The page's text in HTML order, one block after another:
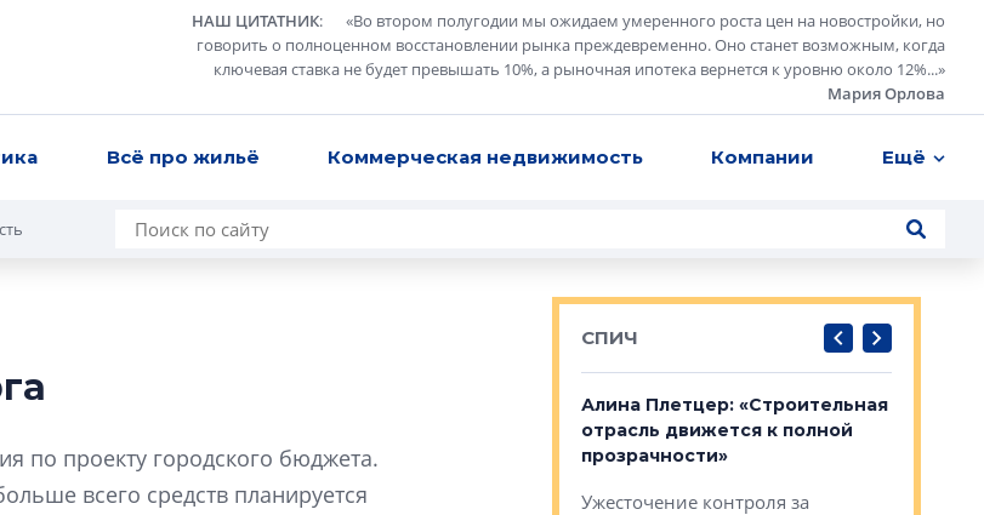
НАШ ЦИТАТНИК: «Во втором полугодии мы ожидаем умеренного роста цен на новостройки, но
говорить о полноценном восстановлении рынка преждевременно. Оно станет возможным, когда
ключевая ставка не будет превышать 10%, а рыночная ипотека вернется к уровню около 12%...»
Мария Орлова
Всё про жильё Коммерческая недвижимость Компании Ещё
по проекту городского бюджета.
всего средств планируется
СПИЧ
даже электромобиль»
Девелопер «Вертикаль»: поводом
Алина Плетцер: «Строительная
отрасль движется к полной
прозрачности»
Ужесточение контроля за